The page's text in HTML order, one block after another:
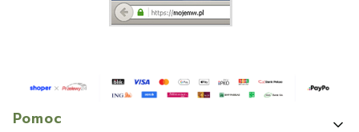
Linki w stopce
Pomoc